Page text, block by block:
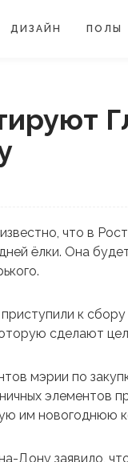
ДИЗАЙН ПОЛЫ
что в
ёлки. Она
к
сделают
мэрии по
элементов
им новогоднюю
Дону заявило,